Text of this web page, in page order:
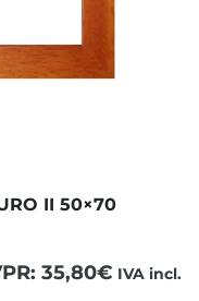
II 50×70
35,80€ IVA incl.